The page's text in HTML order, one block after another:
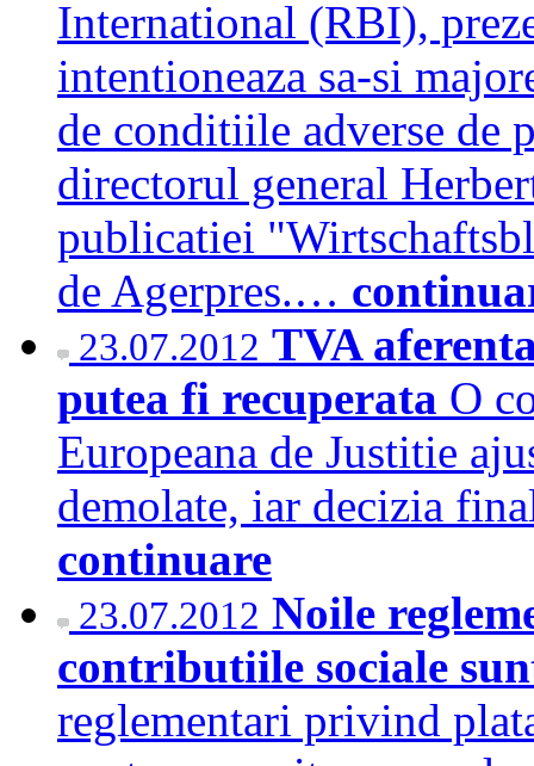
International (RBI),
intentioneaza sa-si
de conditiile adverse de
directorul general
publicatiei
de Agerpres.…
23.07.2012 TVA
putea fi recuperata O
Europeana de Justitie
demolate, iar decizia
continuare
23.07.2012 Noile
contributiile sociale
reglementari privind